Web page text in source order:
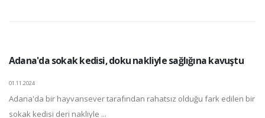
Adana'da sokak kedisi, doku nakliyle sağlığına kavuştu
01.11.2024
Adana'da bir hayvansever tarafından rahatsız olduğu fark edilen bir
sokak kedisi deri nakliyle ...